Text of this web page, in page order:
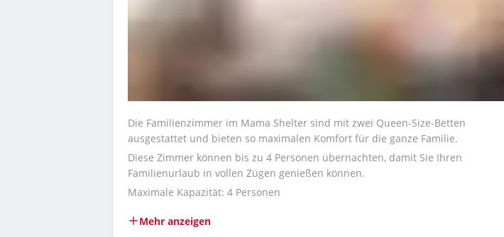
Die Familienzimmer im Mama Shelter sind mit zwei Queen-Size-Betten
ausgestattet und bieten so maximalen Komfort für die ganze Familie.
Diese Zimmer können bis zu 4 Personen übernachten, damit Sie Ihren
Familienurlaub in vollen Zügen genießen können.
Maximale Kapazität: 4 Personen
Mehr anzeigen